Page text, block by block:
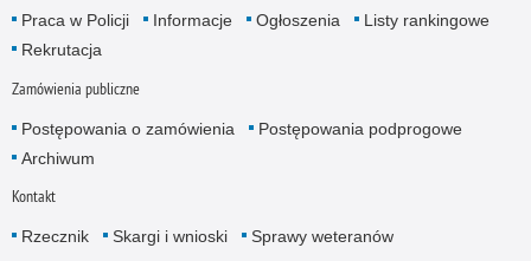
Praca w Policji Informacje Ogłoszenia
Listy rankingowe
Rekrutacja
Zamówienia publiczne
Postępowania o zamówienia
Postępowania podprogowe
Archiwum
Kontakt
Rzecznik Skargi i wnioski Sprawy weteranów